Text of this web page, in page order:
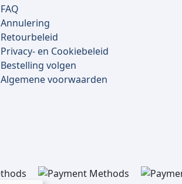
FAQ
Annulering
Retourbeleid
Privacy- en Cookiebeleid
Bestelling volgen
Algemene voorwaarden